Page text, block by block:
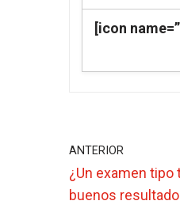
[icon
ANTERIOR
¿Un examen
buenos